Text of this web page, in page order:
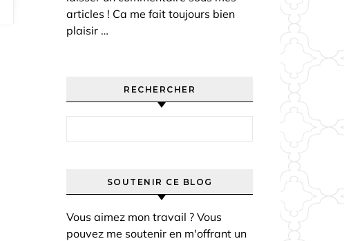
articles ! Ca me fait toujours bien
plaisir …
RECHERCHER
SOUTENIR CE BLOG
Vous aimez mon travail ? Vous
pouvez me soutenir en m'offrant un